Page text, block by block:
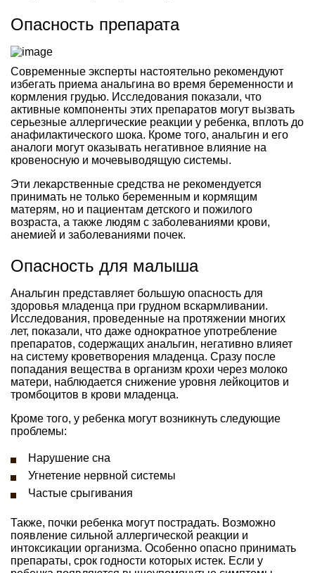
Опасность препарата
Современные эксперты настоятельно рекомендуют
избегать приема анальгина во время беременности и
кормления грудью. Исследования показали, что
активные компоненты этих препаратов могут вызвать
серьезные аллергические реакции у ребенка, вплоть до
анафилактического шока. Кроме того, анальгин и его
аналоги могут оказывать негативное влияние на
кровеносную и мочевыводящую системы.
Эти лекарственные средства не рекомендуется
принимать не только беременным и кормящим
матерям, но и пациентам детского и пожилого
возраста, а также людям с заболеваниями крови,
анемией и заболеваниями почек.
Опасность для малыша
Анальгин представляет большую опасность для
здоровья младенца при грудном вскармливании.
Исследования, проведенные на протяжении многих
лет, показали, что даже однократное употребление
препаратов, содержащих анальгин, негативно влияет
на систему кроветворения младенца. Сразу после
попадания вещества в организм крохи через молоко
матери, наблюдается снижение уровня лейкоцитов и
тромбоцитов в крови младенца.
Кроме того, у ребенка могут возникнуть следующие
проблемы:
Нарушение сна
Угнетение нервной системы
Частые срыгивания
Также, почки ребенка могут пострадать. Возможно
появление сильной аллергической реакции и
интоксикации организма. Особенно опасно принимать
препараты, срок годности которых истек. Если у